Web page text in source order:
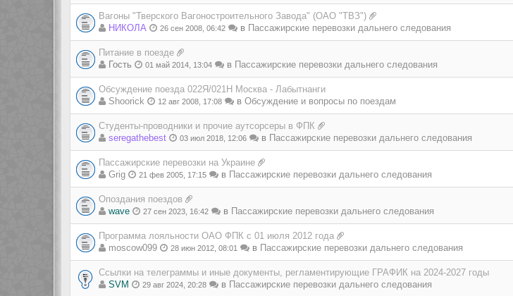
Вагоны "Тверского Вагоностроительного Завода" (ОАО "ТВЗ")
НИКОЛА 26 сен 2008, 06:42 в Пассажирские перевозки дальнего следования
Питание в поезде
Гость 01 май 2014, 13:04 в Пассажирские перевозки дальнего следования
Обсуждение поезда 022Я/021Н Москва - Лабытнанги
Shoorick 12 авг 2008, 17:08 в Обсуждение и вопросы по поездам
Студенты-проводники и прочие аутсорсеры в ФПК
seregathebest 03 июл 2018, 12:06 в Пассажирские перевозки дальнего следования
Пассажирские перевозки на Украине
Grig 21 фев 2005, 17:15 в Пассажирские перевозки дальнего следования
Опоздания поездов
wave 27 сен 2023, 16:42 в Пассажирские перевозки дальнего следования
Программа лояльности ОАО ФПК с 01 июля 2012 года
moscow099 28 июн 2012, 08:01 в Пассажирские перевозки дальнего следования
Ссылки на телеграммы и иные документы, регламентирующие ГРАФИК на 2024-2027 годы
SVM 29 авг 2024, 20:28 в Пассажирские перевозки дальнего следования